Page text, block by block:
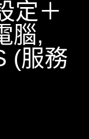
定＋
腦,
(服務